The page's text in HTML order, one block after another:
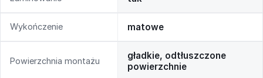
Wykończenie matowe
Powierzchnia montażu
gładkie, odtłuszczone
powierzchnie